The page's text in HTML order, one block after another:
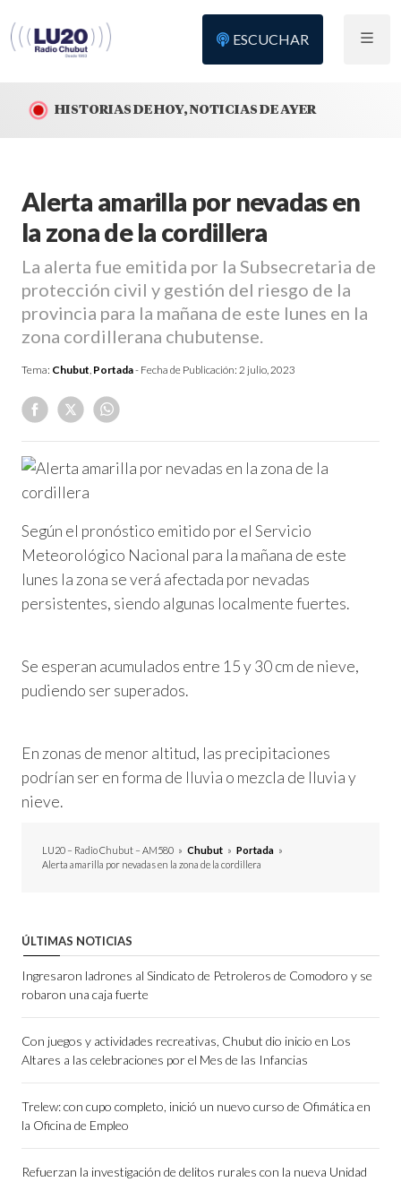
ESCUCHAR
HISTORIAS DE HOY, NOTICIAS DE AYER
Alerta amarilla por nevadas en
la zona de la cordillera
La alerta fue emitida por la Subsecretaria de
protección civil y gestión del riesgo de la
provincia para la mañana de este lunes en la
zona cordillerana chubutense.
Tema: Chubut, Portada- Fecha de Publicación: 2 julio, 2023
Según el pronóstico emitido por el Servicio
Meteorológico Nacional para la mañana de este
lunes la zona se verá afectada por nevadas
persistentes, siendo algunas localmente fuertes.
Se esperan acumulados entre 15 y 30 cm de nieve,
pudiendo ser superados.
En zonas de menor altitud, las precipitaciones
podrían ser en forma de lluvia o mezcla de lluvia y
nieve.
LU20 – Radio Chubut – AM580 » Chubut » Portada »
Alerta amarilla por nevadas en la zona de la cordillera
ÚLTIMAS NOTICIAS
Ingresaron ladrones al Sindicato de Petroleros de Comodoro y se
robaron una caja fuerte
Con juegos y actividades recreativas, Chubut dio inicio en Los
Altares a las celebraciones por el Mes de las Infancias
Trelew: con cupo completo, inició un nuevo curso de Ofimática en
la Oficina de Empleo
Refuerzan la investigación de delitos rurales con la nueva Unidad